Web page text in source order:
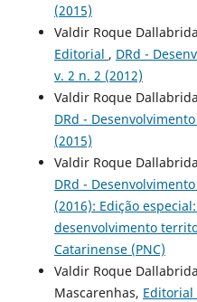
(2015)
Valdir Roque
Editorial , DRd -
v. 2 n. 2 (2012)
Valdir Roque
DRd -
(2015)
Valdir Roque
DRd -
(2016): Edição
desenvolvimento
Catarinense (PNC)
Valdir Roque
Mascarenhas, Editorial